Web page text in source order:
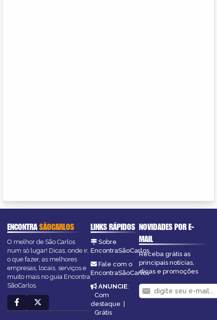
ENCONTRASÃOCARLOS
O melhor de São Carlos
num só lugar! Dicas, onde ir,
o que fazer, as melhores
empresas, locais, serviços e
muito mais no guia Encontra
SãoCarlos.
LINKS RÁPIDOS
Sobre
EncontraSãoCarlos
Fale com o
EncontraSãoCarlos
ANUNCIE:
Com
destaque |
Grátis
NOVIDADES POR E-
MAIL
Receba grátis as
principais notícias,
dicas e promoções